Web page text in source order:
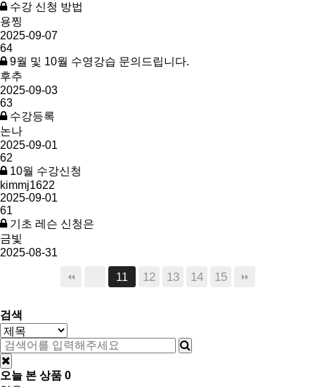
수강 신청 방법
용찡
2025-09-07
64
9월 및 10월 수영강습 문의드립니다.
후추
2025-09-03
63
수강등록
논나
2025-09-01
62
10월 수강신청
kimmj1622
2025-09-01
61
기초 레슨 신청은
금빛
2025-08-31
11 12 13 14 15
검색
오늘 본 상품 0